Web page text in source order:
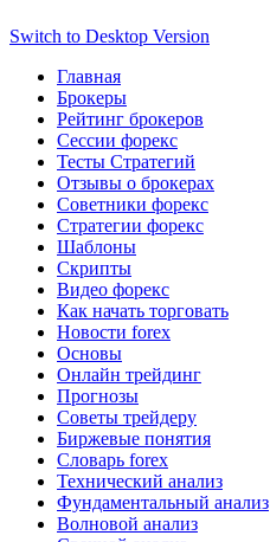
Switch to Desktop Version
Главная
Брокеры
Рейтинг брокеров
Сессии форекс
Тесты Стратегий
Отзывы о брокерах
Советники форекс
Стратегии форекс
Шаблоны
Скрипты
Видео форекс
Как начать торговать
Новости forex
Основы
Онлайн трейдинг
Прогнозы
Советы трейдеру
Биржевые понятия
Словарь forex
Технический анализ
Фундаментальный анализ
Волновой анализ